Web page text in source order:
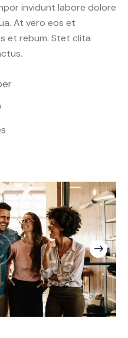
invidunt labore dolore
At vero eos et
et rebum. Stet clita